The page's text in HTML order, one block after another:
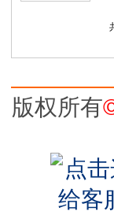
版权所有